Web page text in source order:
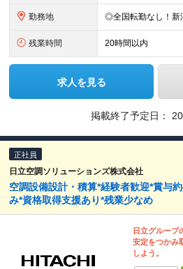
勤務地
残業時間 20時間以内
求人を見る
掲載終了予定日：
正社員
日立空調ソリューションズ株式会社
空調設備設計・積算*経験者歓迎*賞与
み*資格取得支援あり*残業少なめ
日立グループ
安定をつかみ
しよう。